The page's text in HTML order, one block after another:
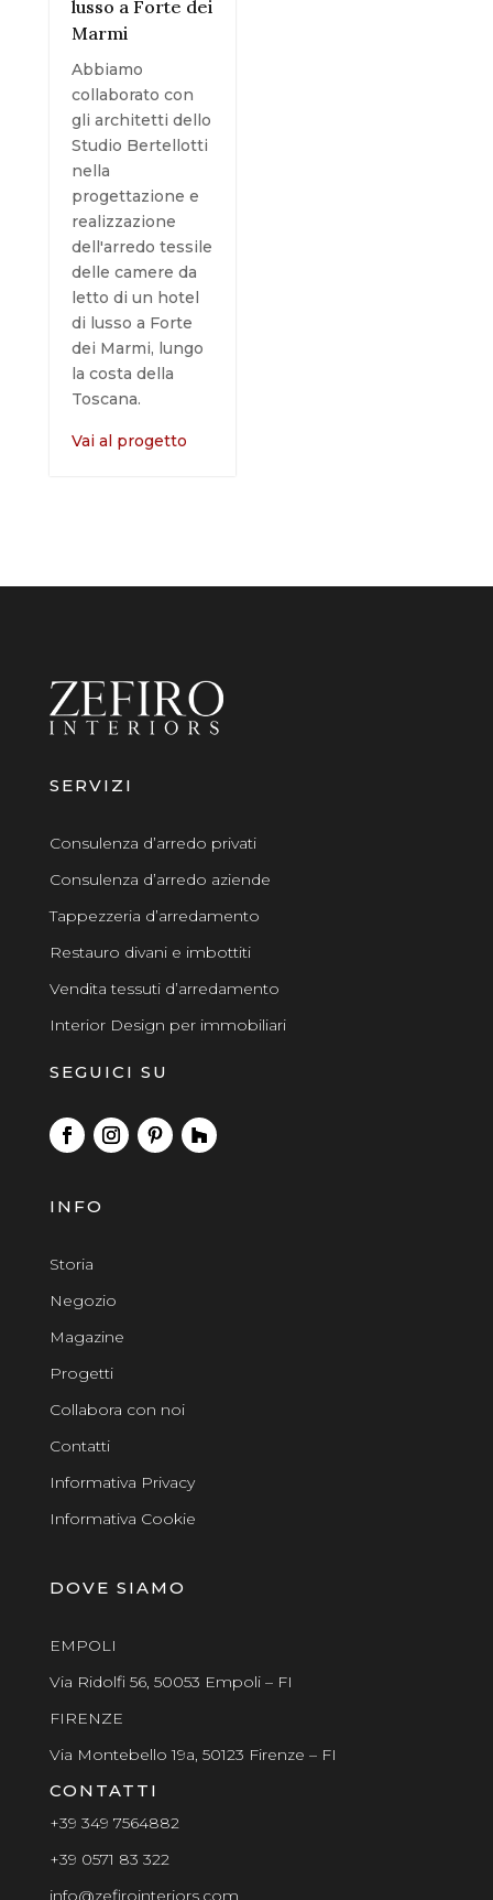
lusso a Forte dei
Marmi
Abbiamo
collaborato con
gli architetti dello
Studio Bertellotti
nella
progettazione e
realizzazione
dell'arredo tessile
delle camere da
letto di un hotel
di lusso a Forte
dei Marmi, lungo
la costa della
Toscana.
Vai al progetto
SERVIZI
Consulenza d’arredo privati
Consulenza d’arredo aziende
Tappezzeria d’arredamento
Restauro divani e imbottiti
Vendita tessuti d’arredamento
Interior Design per immobiliari
SEGUICI SU
INFO
Storia
Negozio
Magazine
Progetti
Collabora con noi
Contatti
Informativa Privacy
Informativa Cookie
DOVE SIAMO
EMPOLI
Via Ridolfi 56, 50053 Empoli – FI
FIRENZE
Via Montebello 19a, 50123 Firenze – FI
CONTATTI
+39 349 7564882
+39 0571 83 322
info@zefirointeriors.com